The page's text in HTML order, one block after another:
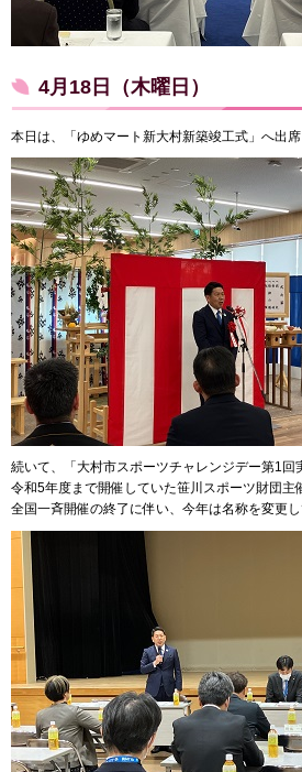
4月18日（木曜日）
本日は、「ゆめマート新大村新築竣工式」へ出席
続いて、「大村市スポーツチャレンジデー第1回
令和5年度まで開催していた笹川スポーツ財団主
全国一斉開催の終了に伴い、今年は名称を変更し